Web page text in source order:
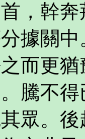
，幹
據關
而更
騰不
眾。